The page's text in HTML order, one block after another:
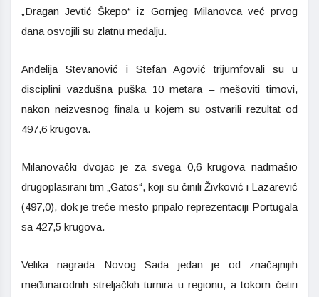
„Dragan Jevtić Škepo“ iz Gornjeg Milanovca već prvog
dana osvojili su zlatnu medalju.
Anđelija Stevanović i Stefan Agović trijumfovali su u
disciplini vazdušna puška 10 metara – mešoviti timovi,
nakon neizvesnog finala u kojem su ostvarili rezultat od
497,6 krugova.
Milanovački dvojac je za svega 0,6 krugova nadmašio
drugoplasirani tim „Gatos“, koji su činili Živković i Lazarević
(497,0), dok je treće mesto pripalo reprezentaciji Portugala
sa 427,5 krugova.
Velika nagrada Novog Sada jedan je od značajnijih
međunarodnih streljačkih turnira u regionu, a tokom četiri